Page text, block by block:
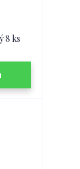
8 ks